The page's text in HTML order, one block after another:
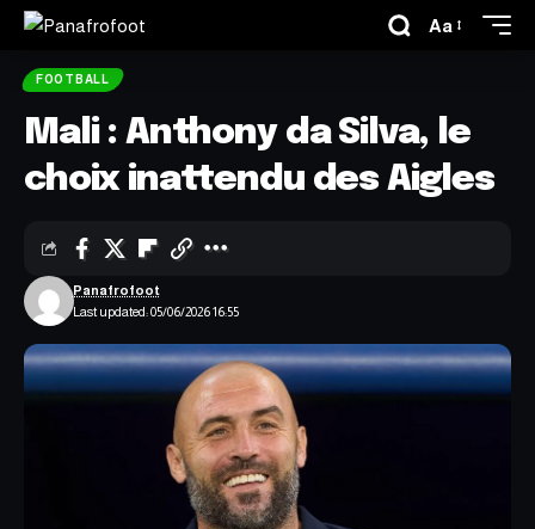
Aa
FOOTBALL
Mali : Anthony da Silva, le
choix inattendu des Aigles
Last updated: 05/06/2026 16:55
Panafrofoot